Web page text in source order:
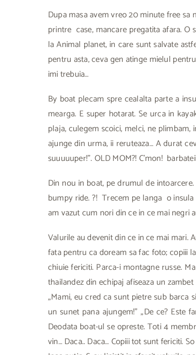
Dupa masa avem vreo 20 minute free sa
printre case, mancare pregatita afara.
la Animal planet, in care sunt salvate
pentru asta, ceva gen atinge mielul
imi trebuia…
By boat plecam spre cealalta parte a
mearga. E super hotarat. Se urca in
plaja, culegem scoici, melci, ne
ajunge din urma, ii reruteaza… A durat
suuuuuper!”. OLD MOM?! C’mon!
Din nou in boat, pe drumul de
bumpy ride. ?! Trecem pe langa o
am vazut cum nori din ce in ce mai negri
Valurile au devenit din ce in ce mai mari.
fata pentru ca doream sa fac foto; copiii
chiuie fericiti. Parca-i montagne russe.
thailandez din echipaj afiseaza un
„Mami, eu cred ca sunt pietre sub barca
un sunet pana ajungem!” „De ce? Este
Deodata boat-ul se opreste. Toti 4
vin… Daca.. Daca… Copiii tot sunt fericiti.